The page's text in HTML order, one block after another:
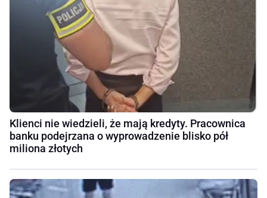
Klienci nie wiedzieli, że mają kredyty. Pracownica
banku podejrzana o wyprowadzenie blisko pół
miliona złotych